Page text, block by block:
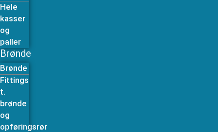
Hele
kasser
og
paller
Brønde
Brønde
Fittings
t.
brønde
og
opføringsrør